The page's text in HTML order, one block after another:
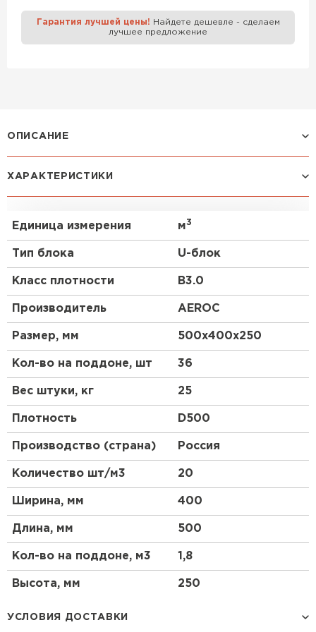
Гарантия лучшей цены! Найдете дешевле - сделаем
лучшее предложение
ОПИСАНИЕ
Газоблок, также известный как газобетон или
широко используется в современном
строительстве. Одним из таких блоков является
U-блок Aeroc D500 400х250х500 мм, который
применением.
Особенности
Что такое газоблок?
Газоблок, или газобетон, представляет собой
легкий бетон, который изготавливается из смеси
цемента, песка, извести и алюминиевой пудры. В
процессе производства происходит химическая
реакция, в результате которой образуются поры,
что делает материал легким и
теплоизоляционным.
Преимущества газобетонных блоков
Газобетонные блоки обладают множеством
преимуществ, среди которых высокая
теплоизоляция, легкость в обработке и монтаже, а
также экологичность. Благодаря своей пористой
структуре, газоблоки обеспечивают отличную
звукоизоляцию и устойчивость к огню.
ХАРАКТЕРИСТИКИ
Единица измерения м3
Тип блока U-блок
Класс плотности B3.0
Производитель AEROC
Размер, мм 500х400х250
Кол-во на поддоне, шт 36
Вес штуки, кг 25
Плотность D500
Производство (страна) Россия
Количество шт/м3 20
Ширина, мм 400
Длина, мм 500
Кол-во на поддоне, м3 1,8
Высота, мм 250
УСЛОВИЯ ДОСТАВКИ
Газобетон Забудова